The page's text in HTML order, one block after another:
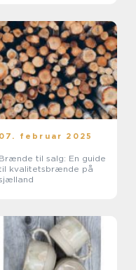
07. februar 2025
Brænde til salg: En guide
kvalitetsbrænde på